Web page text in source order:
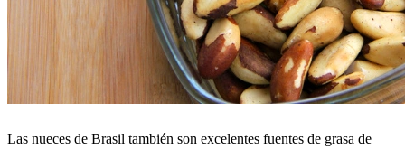
Las nueces de Brasil también son excelentes fuentes de grasa de